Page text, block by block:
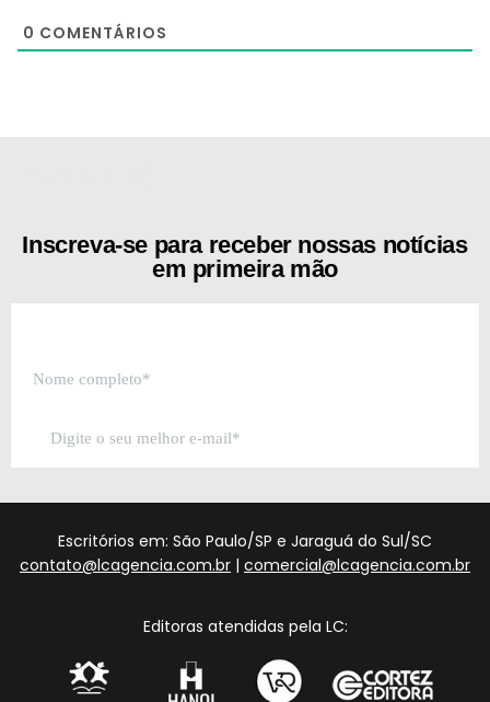
0 COMENTÁRIOS
Inscreva-se para receber nossas notícias
em primeira mão
Escritórios em: São Paulo/SP e Jaraguá do Sul/SC
contato@lcagencia.com.br | comercial@lcagencia.com.br
Editoras atendidas pela LC: